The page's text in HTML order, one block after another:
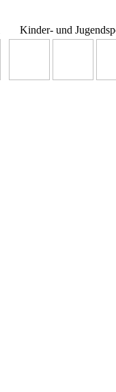
Kinder- und